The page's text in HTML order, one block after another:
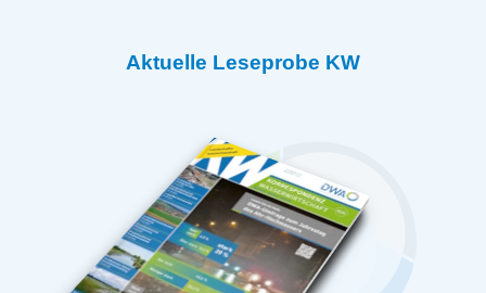
Aktuelle Leseprobe KW